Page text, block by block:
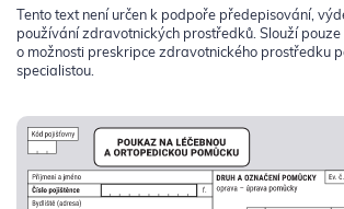
Tento text není určen k podpoře předepisování,
používání zdravotnických prostředků. Slouží
o možnosti preskripce zdravotnického prostředku
specialistou.